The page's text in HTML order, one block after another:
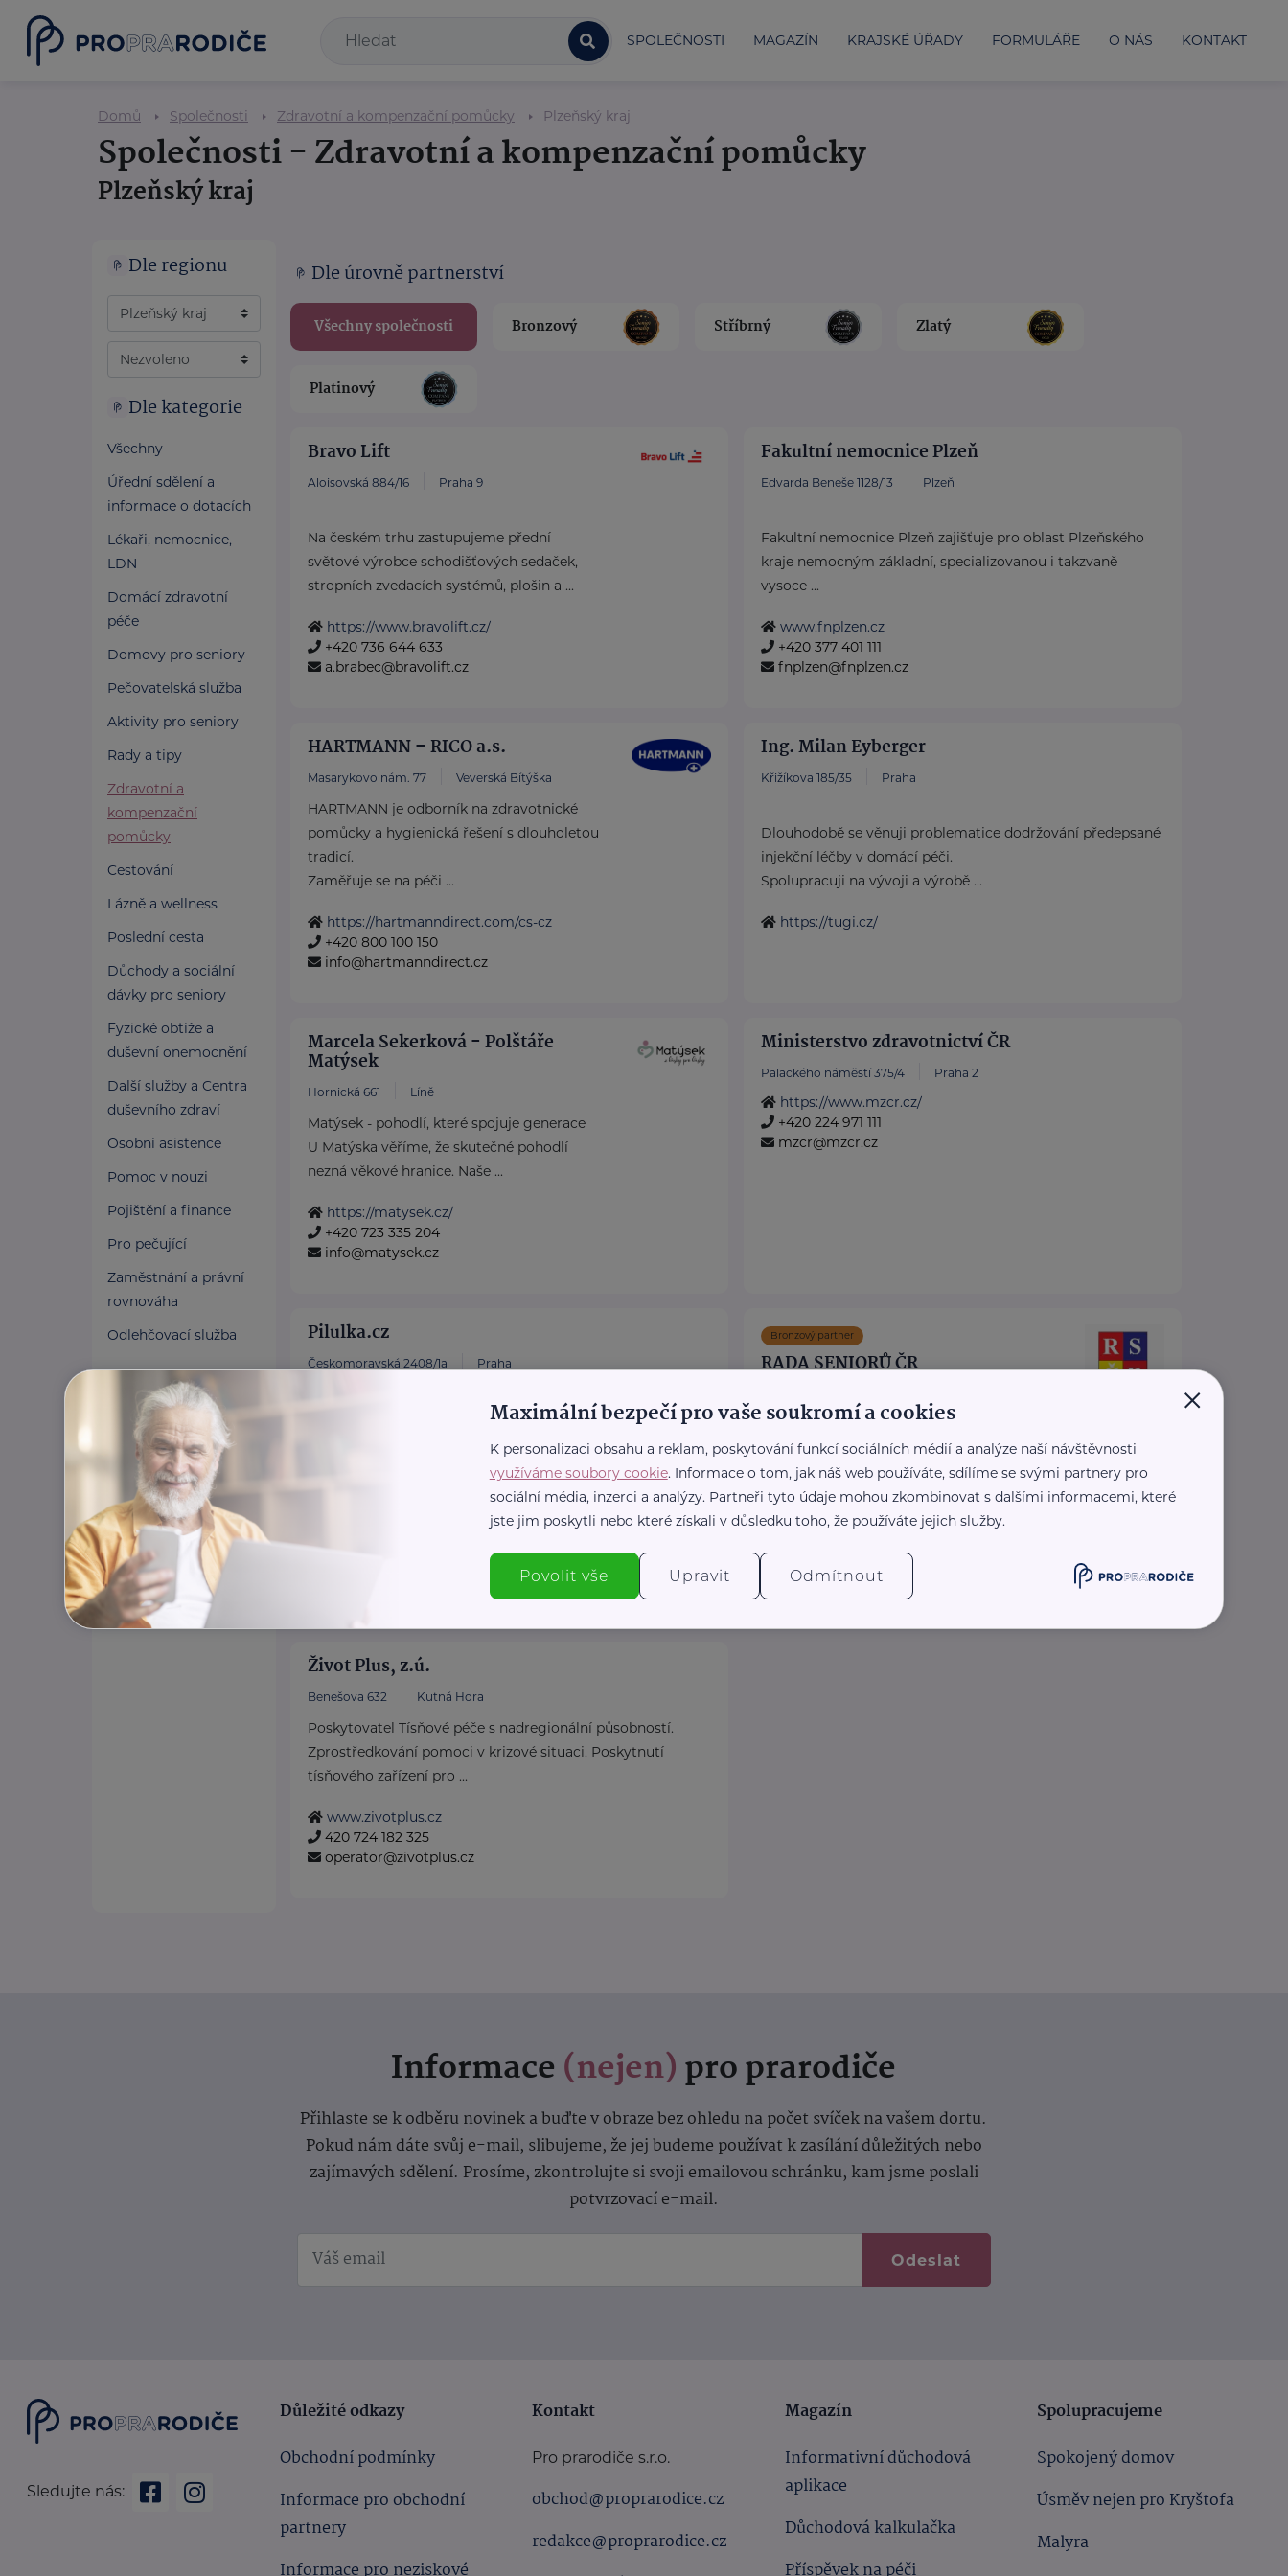
SPOLEČNOSTI MAGAZÍN KRAJSKÉ ÚŘADY FORMULÁŘE O NÁS KONTAKT
Domů Společnosti Zdravotní a kompenzační pomůcky Plzeňský kraj
Společnosti - Zdravotní a kompenzační pomůcky
Plzeňský kraj
Dle regionu
Dle kategorie
Všechny
Úřední sdělení a
informace o dotacích
Lékaři, nemocnice,
LDN
Domácí zdravotní
péče
Domovy pro seniory
Pečovatelská služba
Aktivity pro seniory
Rady a tipy
Zdravotní a
kompenzační
pomůcky
Cestování
Lázně a wellness
Poslední cesta
Důchody a sociální
dávky pro seniory
Fyzické obtíže a
duševní onemocnění
Další služby a Centra
duševního zdraví
Osobní asistence
Pomoc v nouzi
Pojištění a finance
Pro pečující
Zaměstnání a právní
rovnováha
Odlehčovací služba
Dle úrovně partnerství
Všechny společnosti Bronzový Stříbrný Zlatý
Platinový
Bravo Lift
Aloisovská 884/16 Praha 9
Na českém trhu zastupujeme přední
světové výrobce schodišťových sedaček,
stropních zvedacích systémů, plošin a ...
https://www.bravolift.cz/
+420 736 644 633
a.brabec@bravolift.cz
Fakultní nemocnice Plzeň
Edvarda Beneše 1128/13 Plzeň
Fakultní nemocnice Plzeň zajišťuje pro oblast Plzeňského
kraje nemocným základní, specializovanou i takzvaně
vysoce ...
www.fnplzen.cz
+420 377 401 111
fnplzen@fnplzen.cz
HARTMANN – RICO a.s.
Masarykovo nám. 77 Veverská Bítýška
HARTMANN je odborník na zdravotnické
pomůcky a hygienická řešení s dlouholetou
tradicí.
Zaměřuje se na péči ...
https://hartmanndirect.com/cs-cz
+420 800 100 150
info@hartmanndirect.cz
Ing. Milan Eyberger
Křižíkova 185/35 Praha
Dlouhodobě se věnuji problematice dodržování předepsané
injekční léčby v domácí péči.
Spolupracuji na vývoji a výrobě ...
https://tugi.cz/
Marcela Sekerková - Polštáře
Matýsek
Hornická 661 Líně
Matýsek - pohodlí, které spojuje generace
U Matýska věříme, že skutečné pohodlí
nezná věkové hranice. Naše ...
https://matysek.cz/
+420 723 335 204
info@matysek.cz
Ministerstvo zdravotnictví ČR
Palackého náměstí 375/4 Praha 2
https://www.mzcr.cz/
+420 224 971 111
mzcr@mzcr.cz
Pilulka.cz
Českomoravská 2408/1a Praha
Bronzový partner
RADA SENIORŮ ČR
Poskytujeme bezplatné sociálně-právní
poradentství pro seniory po celé ČR.
Vydáváme časopis Doba seniorů.
Akreditované poradny RS ...
+420 222 560 136
rscr@rscr.cz
Život Plus, z.ú.
Benešova 632 Kutná Hora
Poskytovatel Tísňové péče s nadregionální působností.
Zprostředkování pomoci v krizové situaci. Poskytnutí
tísňového zařízení pro ...
www.zivotplus.cz
420 724 182 325
operator@zivotplus.cz
Informace (nejen)pro prarodiče
Přihlaste se k odběru novinek a buďte v obraze bez ohledu na počet svíček na vašem dortu.
Pokud nám dáte svůj e-mail, slibujeme, že jej budeme používat k zasílání důležitých nebo
zajímavých sdělení. Prosíme, zkontrolujte si svoji emailovou schránku, kam jsme poslali
potvrzovací e-mail.
Odeslat
Sledujte nás:
Důležité odkazy
Obchodní podmínky
Informace pro obchodní
partnery
Informace pro neziskové
Kontakt
Pro prarodiče s.r.o.
obchod@proprarodice.cz
redakce@proprarodice.cz
Magazín
Informativní důchodová
aplikace
Důchodová kalkulačka
Příspěvek na péči
Spolupracujeme
Spokojený domov
Úsměv nejen pro Kryštofa
Malyra
×
Maximální bezpečí pro vaše soukromí a cookies
K personalizaci obsahu a reklam, poskytování funkcí sociálních médií a analýze naší návštěvnosti
využíváme soubory cookie. Informace o tom, jak náš web používáte, sdílíme se svými partnery pro
sociální média, inzerci a analýzy. Partneři tyto údaje mohou zkombinovat s dalšími informacemi, které
jste jim poskytli nebo které získali v důsledku toho, že používáte jejich služby.
Povolit vše Upravit Odmítnout